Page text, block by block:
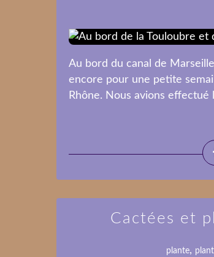
Au bord du canal de
encore pour une petite
Rhône. Nous avions
Cactées et
plante,